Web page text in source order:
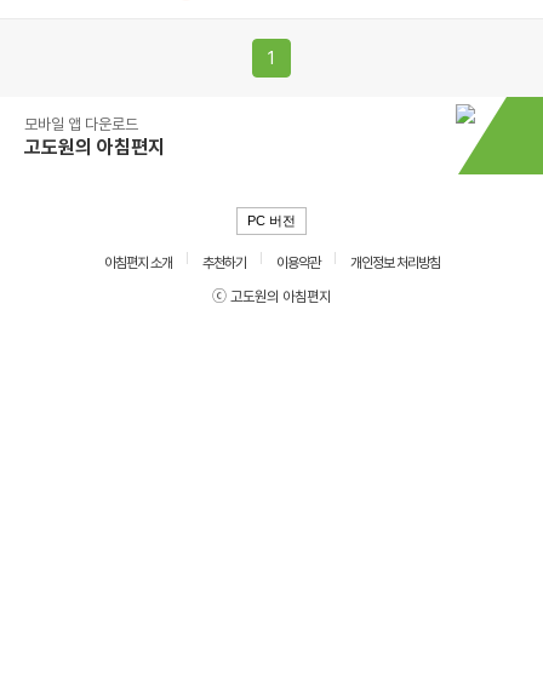
1
모바일 앱 다운로드
고도원의 아침편지
PC 버전
아침편지 소개 추천하기 이용약관
개인정보 처리방침
ⓒ 고도원의 아침편지